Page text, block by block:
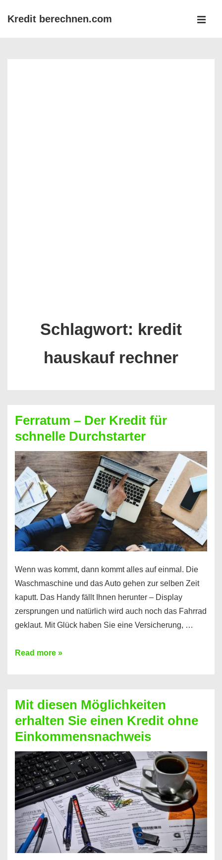
ZumKredit berechnen.com
Schlagwort: kredit
hauskauf rechner
Ferratum – Der Kredit für
schnelle Durchstarter
Wenn was kommt, dann kommt alles auf einmal. Die
Waschmaschine und das Auto gehen zur selben Zeit
kaputt. Das Handy fällt Ihnen herunter – Display
zersprungen und natürlich wird auch noch das Fahrrad
geklaut. Mit Glück haben Sie eine Versicherung, …
Ferratum
für
schnelle
Durchstarter
Read more »
Mit diesen Möglichkeiten
erhalten Sie einen Kredit ohne
Einkommensnachweis